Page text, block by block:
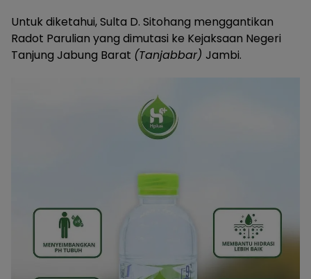
Untuk diketahui, Sulta D. Sitohang menggantikan
Radot Parulian yang dimutasi ke Kejaksaan Negeri
Tanjung Jabung Barat (Tanjabbar) Jambi.